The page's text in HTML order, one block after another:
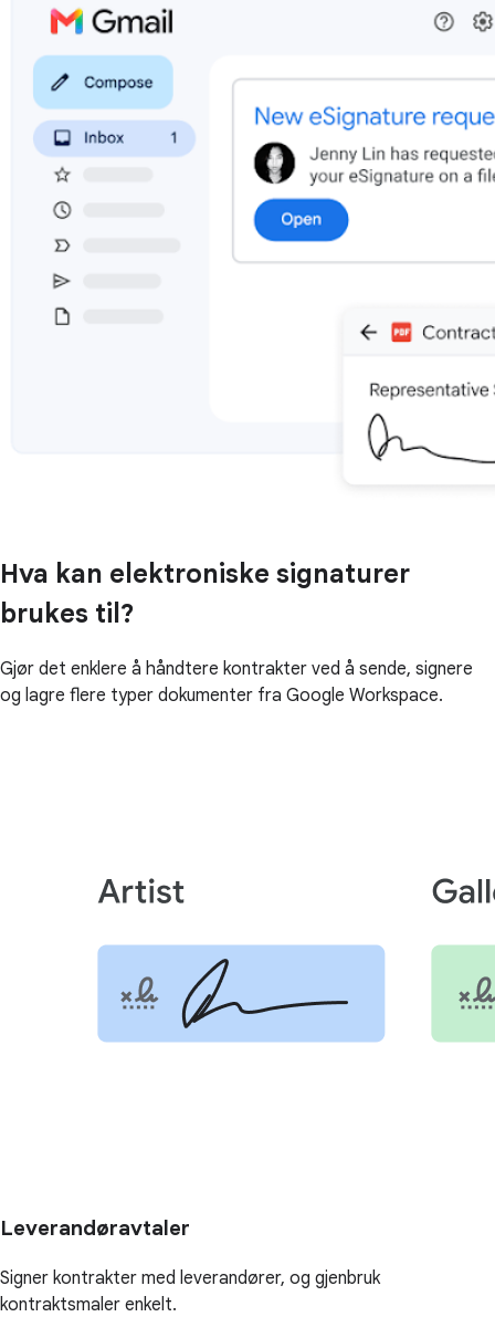
Hva kan elektroniske signaturer
brukes til?
Gjør det enklere å håndtere kontrakter ved å sende, signere
og lagre flere typer dokumenter fra Google Workspace.
Leverandøravtaler
Signer kontrakter med leverandører, og gjenbruk
kontraktsmaler enkelt.